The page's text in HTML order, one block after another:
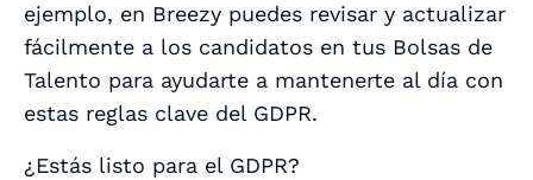
ejemplo, en Breezy puedes revisar y actualizar
fácilmente a los candidatos en tus Bolsas de
Talento para ayudarte a mantenerte al día con
estas reglas clave del GDPR.
¿Estás listo para el GDPR?